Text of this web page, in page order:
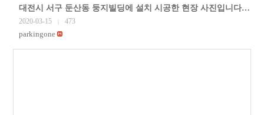
대전시 서구 둔산동 둥지빌딩에 설치 시공한 현장 사진입니다.주차자단기, 차량번호인식기, 무인주차요금정산기 등 주차관제시스템을
2020-03-15 473
parkingone